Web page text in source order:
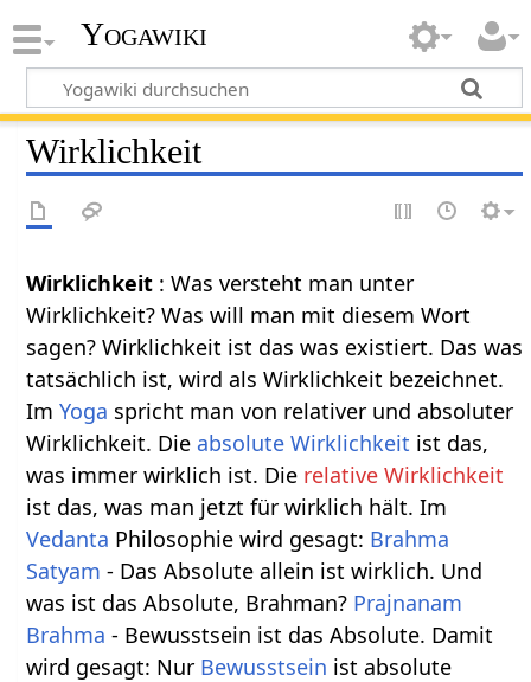
Yogawiki
Wirklichkeit
Wirklichkeit : Was versteht man unter
Wirklichkeit? Was will man mit diesem Wort
sagen? Wirklichkeit ist das was existiert. Das was
tatsächlich ist, wird als Wirklichkeit bezeichnet.
ImYoga spricht man von relativer und absoluter
Wirklichkeit. Die absolute Wirklichkeit ist das,
was immer wirklich ist. Die relative Wirklichkeit
ist das, was man jetzt für wirklich hält. Im
Vedanta Philosophie wird gesagt: Brahma
Satyam - Das Absolute allein ist wirklich. Und
was ist das Absolute, Brahman? Prajnanam
Brahma - Bewusstsein ist das Absolute. Damit
wird gesagt: Nur Bewusstsein ist absolute